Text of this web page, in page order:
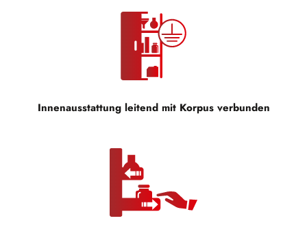
Innenausstattung leitend mit Korpus verbunden